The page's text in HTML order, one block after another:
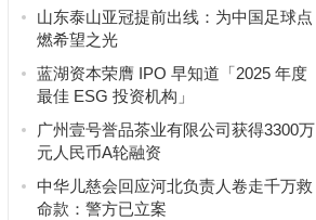
山东泰山亚冠提前出线：为中国足球点
燃希望之光
蓝湖资本荣膺 IPO 早知道「2025 年度
最佳 ESG 投资机构」
广州壹号誉品茶业有限公司获得3300万
元人民币A轮融资
中华儿慈会回应河北负责人卷走千万救
命款：警方已立案